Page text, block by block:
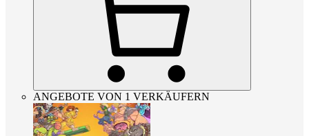
ANGEBOTE VON 1 VERKÄUFERN